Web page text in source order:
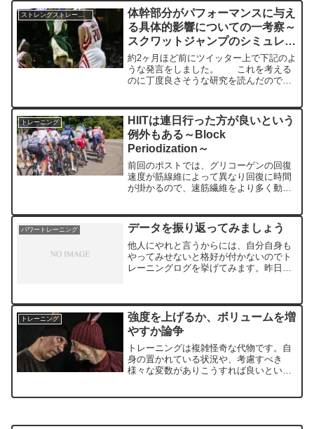
被験者において顕著でした。徐々に高強
度トレーニングへ移行することが推奨さ
れます。
体幹部分がパフォーマンスに与え
る具体的影響についての一考察～
スクワットジャンプのシミュレー
ションモデルにおいて～
約2ヶ月ほど前にツイッター上で下記のよ
うな発言をしました。 これを考える
のに丁度良さそうな研究を読んだので紹
Spine Extension on ...
トレーニング
HIITは連日行った方が良いという
例外もある～Block
Periodization～
前回のポストでは、グリコーゲンの回復
速度が筋線維によって異なり回復に時間
が掛かるので、速筋繊維をより多く動員
解いても、高強度の練習は48時間くらい
間を空けましょうと推奨...
パワートレーニング データを振り返ってみましょう
他人にやれと言うからには、自分自身も
やってみせないと格好が付かないのでト
レーニングログを挙げてみます。昨日の
で流しMS：7×3分FTP115%を目安にレ
スト：2~3分C...
トレーニング
強度を上げるか、ボリュームを増
やすか論争
トレーニングは複雑怪奇な代物です。自
身の置かれている状況や、考慮すべき
様々な変数がありこうすれば良いという